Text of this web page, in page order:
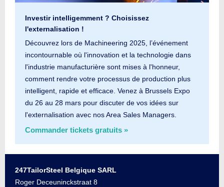
Investir intelligemment ? Choisissez
l'externalisation !
Découvrez lors de Machineering 2025, l’événement
incontournable où l'innovation et la technologie dans
l'industrie manufacturière sont mises à l'honneur,
comment rendre votre processus de production plus
intelligent, rapide et efficace. Venez à Brussels Expo
du 26 au 28 mars pour discuter de vos idées sur
l'externalisation avec nos Area Sales Managers.
Commander tickets gratuits »
247TailorSteel Belgique SARL
Roger Deceuninckstraat 8